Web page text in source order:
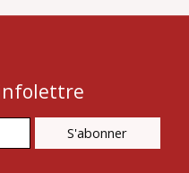
S'abonner